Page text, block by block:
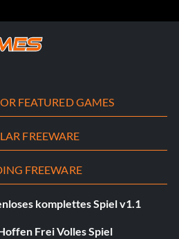
FEATURED GAMES
FREEWARE
FREEWARE
komplettes Spiel v1.1
Frei Volles Spiel